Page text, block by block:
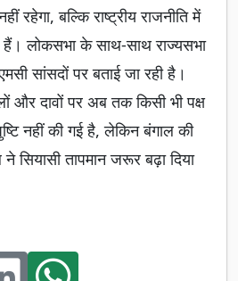
रहेगा, बल्कि राष्ट्रीय राजनीति में
लोकसभा के साथ-साथ राज्यसभा
सांसदों पर बताई जा रही है।
और दावों पर अब तक किसी भी पक्ष
नहीं की गई है, लेकिन बंगाल की
सियासी तापमान जरूर बढ़ा दिया